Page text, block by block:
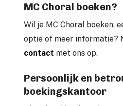
MC Choral boeken?
Wil je MC Choral boeken,
optie of meer informatie?
contact met ons op.
Persoonlijk en
boekingskantoor